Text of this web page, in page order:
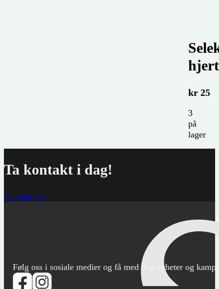
kr 25
3
på
lager
Ta kontakt i dag!
Kontakt oss
Følg oss i sosiale medier og få med deg nyheter og